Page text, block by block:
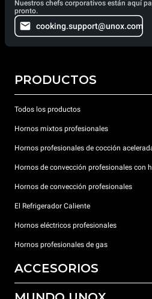
Nuestros chefs corporativos están aquí
pronto.
cooking.support@unox.com
PRODUCTOS
Todos los productos
Hornos mixtos profesionales
Hornos profesionales de cocción
Hornos de convección profesionales con
Hornos de convección profesionales
El Refrigerador Caliente
Hornos eléctricos profesionales
Hornos profesionales de gas
ACCESORIOS